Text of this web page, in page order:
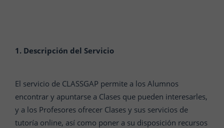
1. Descripción del Servicio
El servicio de CLASSGAP permite a los Alumnos
encontrar y apuntarse a Clases que pueden interesarles,
y a los Profesores ofrecer Clases y sus servicios de
tutoría online, así como poner a su disposición recursos